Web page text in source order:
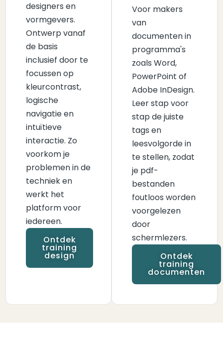
designers en
vormgevers.
Ontwerp vanaf
de basis
inclusief door te
focussen op
kleurcontrast,
logische
navigatie en
intuïtieve
interactie. Zo
voorkom je
problemen in de
techniek en
werkt het
platform voor
iedereen.
Ontdek
training
design
Voor makers
van
documenten in
programma's
zoals Word,
PowerPoint of
Adobe InDesign.
Leer stap voor
stap de juiste
tags en
leesvolgorde in
te stellen, zodat
je pdf-
bestanden
foutloos worden
voorgelezen
door
schermlezers.
Ontdek
training
documenten